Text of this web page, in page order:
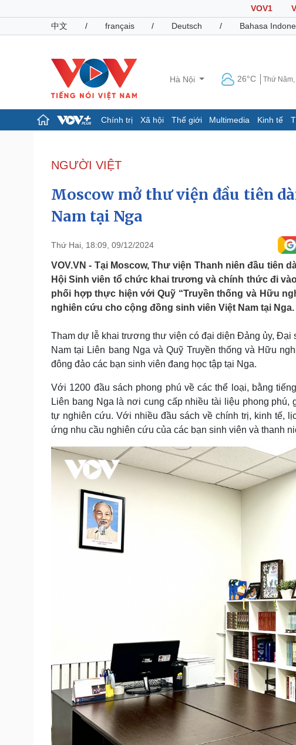
VOV1
中文
/ français / Deutsch / Bahasa
Hà Nội 26°C Thứ
Chính trị Xã hội Thế giới Multimedia Kinh tế
Đảng
Tổ chức nhân sự
Nhận diện sự thật
Dấu ấn VOV
Pháp luật
Tin nóng
Tư vấn luật
Việt Nam
Phân tích
Dinh dưỡng - món ngon
Cây thuốc
Sản phụ khoa
Nam khoa
Làm đẹp - giảm cân
Phòng mạch online
Ăn sạch sống khỏe
Nhà đẹp
Blog
Tình yêu - Gia đình
Cải chính
NGƯỜI VIỆT
Moscow mở thư viện đầu tiên
Nam tại Nga
Thứ Hai, 18:09, 09/12/2024
VOV.VN - Tại Moscow, Thư viện Thanh niên đầu tiên
Hội Sinh viên tổ chức khai trương và chính thức đi
phối hợp thực hiện với Quỹ “Truyền thống và Hữu
nghiên cứu cho cộng đồng sinh viên Việt Nam tại Nga.
Tham dự lễ khai trương thư viện có đại diện Đảng ủy,
Nam tại Liên bang Nga và Quỹ Truyền thống và Hữu
đông đảo các bạn sinh viên đang học tập tại Nga.
Với 1200 đầu sách phong phú về các thể loại, bằng
Liên bang Nga là nơi cung cấp nhiều tài liệu phong
tự nghiên cứu. Với nhiều đầu sách về chính trị, kinh tế,
ứng nhu cầu nghiên cứu của các bạn sinh viên và thanh